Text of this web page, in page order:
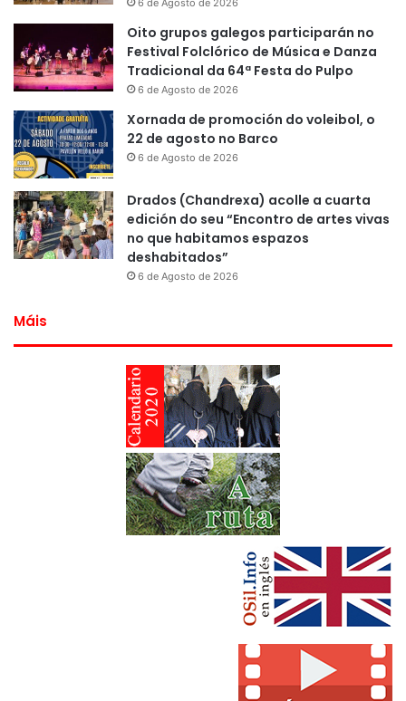
6 de Agosto de 2026
Oito grupos galegos participarán no
Festival Folclórico de Música e Danza
Tradicional da 64ª Festa do Pulpo
6 de Agosto de 2026
Xornada de promoción do voleibol, o
22 de agosto no Barco
6 de Agosto de 2026
Drados (Chandrexa) acolle a cuarta
edición do seu “Encontro de artes vivas
no que habitamos espazos
deshabitados”
6 de Agosto de 2026
Máis